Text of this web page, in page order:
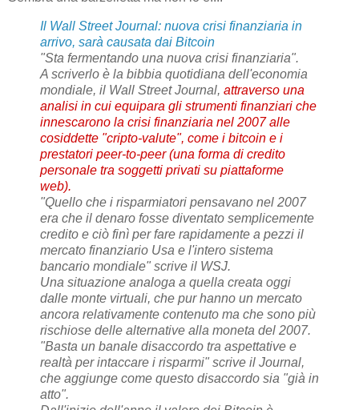
Il Wall Street Journal: nuova crisi finanziaria in
arrivo, sarà causata dai Bitcoin
"Sta fermentando una nuova crisi finanziaria".
A scriverlo è la bibbia quotidiana dell'economia
mondiale, il Wall Street Journal, attraverso una
analisi in cui equipara gli strumenti finanziari che
innescarono la crisi finanziaria nel 2007 alle
cosiddette "cripto-valute", come i bitcoin e i
prestatori peer-to-peer (una forma di credito
personale tra soggetti privati su piattaforme
web).
"Quello che i risparmiatori pensavano nel 2007
era che il denaro fosse diventato semplicemente
credito e ciò finì per fare rapidamente a pezzi il
mercato finanziario Usa e l'intero sistema
bancario mondiale" scrive il WSJ.
Una situazione analoga a quella creata oggi
dalle monte virtuali, che pur hanno un mercato
ancora relativamente contenuto ma che sono più
rischiose delle alternative alla moneta del 2007.
"Basta un banale disaccordo tra aspettative e
realtà per intaccare i risparmi" scrive il Journal,
che aggiunge come questo disaccordo sia "già in
atto".